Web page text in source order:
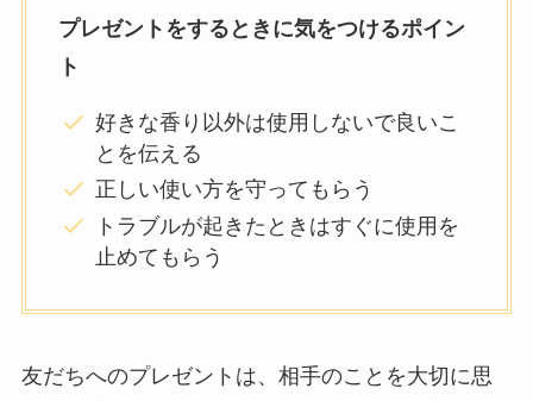
プレゼントをするときに気をつけるポイン
ト
好きな香り以外は使用しないで良いこ
とを伝える
正しい使い方を守ってもらう
トラブルが起きたときはすぐに使用を
止めてもらう
友だちへのプレゼントは、相手のことを大切に思